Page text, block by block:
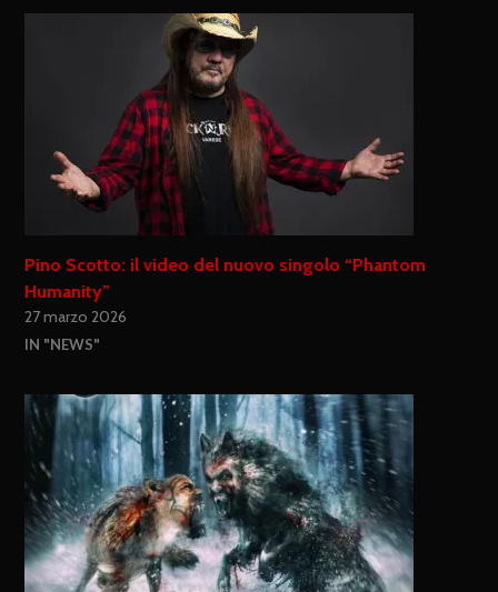
Pino Scotto: il video del nuovo singolo “Phantom
Humanity”
27 marzo 2026
IN "NEWS"